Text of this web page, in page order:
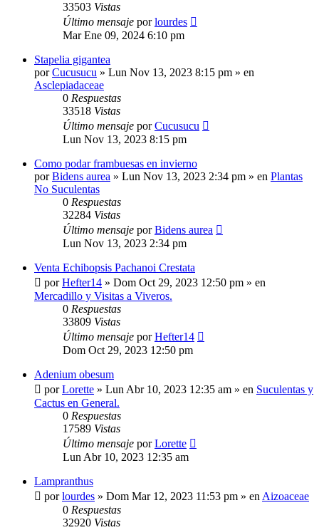
33503 Vistas
Último mensaje porlourdes
Mar Ene 09, 2024 6:10 pm
Stapelia gigantea
porCucusucu » Lun Nov 13, 2023 8:15 pm » en
Asclepiadaceae
0 Respuestas
33518 Vistas
Último mensaje porCucusucu
Lun Nov 13, 2023 8:15 pm
Como podar frambuesas en invierno
porBidens aurea » Lun Nov 13, 2023 2:34 pm » en Plantas
No Suculentas
0 Respuestas
32284 Vistas
Último mensaje porBidens aurea
Lun Nov 13, 2023 2:34 pm
Venta Echibopsis Pachanoi Crestata
porHefter14 » Dom Oct 29, 2023 12:50 pm » en
Mercadillo y Visitas a Viveros.
0 Respuestas
33809 Vistas
Último mensaje porHefter14
Dom Oct 29, 2023 12:50 pm
Adenium obesum
porLorette » Lun Abr 10, 2023 12:35 am » en Suculentas y
Cactus en General.
0 Respuestas
17589 Vistas
Último mensaje porLorette
Lun Abr 10, 2023 12:35 am
Lampranthus
porlourdes » Dom Mar 12, 2023 11:53 pm » en Aizoaceae
0 Respuestas
32920 Vistas